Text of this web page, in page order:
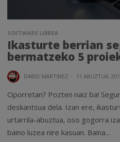
SOFTWARE LIBREA
Ikasturte berrian
bermatzeko 5
DABID MARTINEZ · 11 ABUZTUA,
Oporretan? Pozten naiz ba!
deskantsua dela. Izan ere,
urtarrila-abuztua, oso gogorra
baino luzea nire kasuan. Baina...